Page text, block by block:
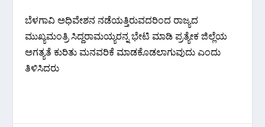
ಬೆಳಗಾವಿ ಅಧಿವೇಶನ ನಡೆಯತ್ತಿರುವದರಿಂದ ರಾಜ್ಯದ
ಮುಖ್ಯಮಂತ್ರಿ ಸಿದ್ದರಾಮಯ್ಯರನ್ನ ಭೇಟಿ ಮಾಡಿ ಪ್ರತ್ಯೇಕ ಜಿಲ್ಲೆಯ
ಅಗತ್ಯತೆ ಕುರಿತು ಮನವರಿಕೆ ಮಾಡಕೊಡಲಾಗುವುದು ಎಂದು
ತಿಳಿಸಿದರು